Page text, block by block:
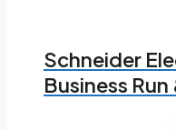
Schneider
Business Run